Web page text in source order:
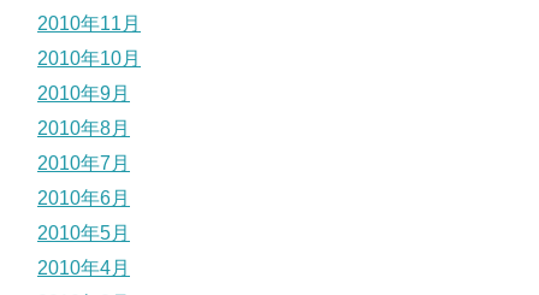
2010年11月
2010年10月
2010年9月
2010年8月
2010年7月
2010年6月
2010年5月
2010年4月